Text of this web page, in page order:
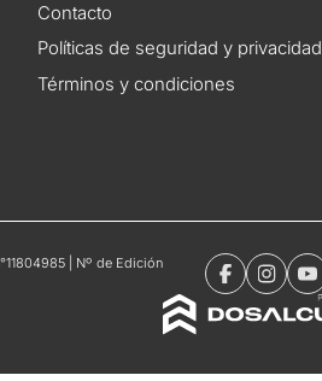
Contacto
Políticas de seguridad y privacidad
Términos y condiciones
| Nº de Edición